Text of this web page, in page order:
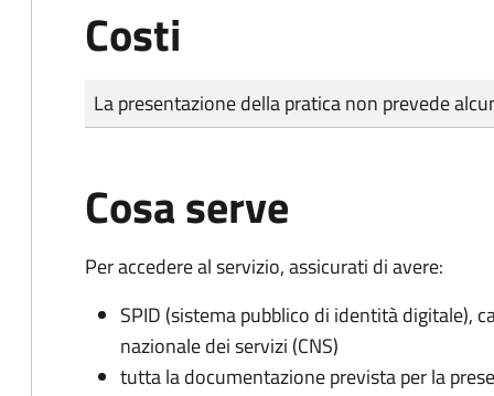
Costi
Tipo di pagamento
Importo
La presentazione della pratica non prevede
Cosa serve
Per accedere al servizio, assicurati di avere:
SPID (sistema pubblico di identità digitale),
nazionale dei servizi (CNS)
tutta la documentazione prevista per la